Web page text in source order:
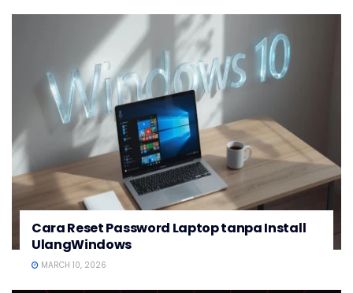
Cara Reset Password Laptop tanpa Install
UlangWindows
MARCH 10, 2026